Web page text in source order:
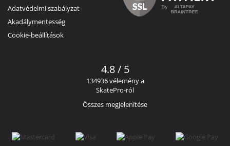
Adatvédelmi szabályzat
Akadálymentesség
Cookie-beállítások
4.8 / 5
134936 vélemény a
SkatePro-ról
Összes megjelenítése